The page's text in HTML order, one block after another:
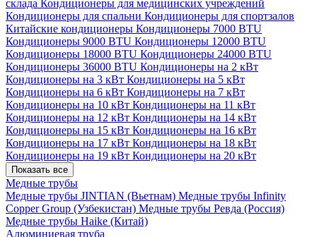
склада Кондиционеры для медицинских учреждений
Кондиционеры для спальни Кондиционеры для спортзалов
Китайские кондиционеры Кондиционеры 7000 BTU
Кондиционеры 9000 BTU Кондиционеры 12000 BTU
Кондиционеры 18000 BTU Кондиционеры 24000 BTU
Кондиционеры 36000 BTU Кондиционеры на 2 кВт
Кондиционеры на 3 кВт Кондиционеры на 5 кВт
Кондиционеры на 6 кВт Кондиционеры на 7 кВт
Кондиционеры на 10 кВт Кондиционеры на 11 кВт
Кондиционеры на 12 кВт Кондиционеры на 14 кВт
Кондиционеры на 15 кВт Кондиционеры на 16 кВт
Кондиционеры на 17 кВт Кондиционеры на 18 кВт
Кондиционеры на 19 кВт Кондиционеры на 20 кВт
Показать все
Медные трубы
Медные трубы JINTIAN (Вьетнам) Медные трубы Infinity
Copper Group (Узбекистан) Медные трубы Ревда (Россия)
Медные трубы Haike (Китай)
Алюминиевая труба